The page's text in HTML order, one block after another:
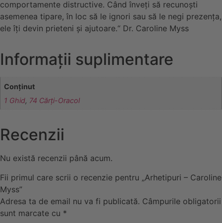
comportamente distructive. Când înveți să recunoști
asemenea tipare, în loc să le ignori sau să le negi prezența,
ele îți devin prieteni și ajutoare.“ Dr. Caroline Myss
Informații suplimentare
Conținut
1 Ghid, 74 Cărți-Oracol
Recenzii
Nu există recenzii până acum.
Fii primul care scrii o recenzie pentru „Arhetipuri – Caroline
Myss”
Adresa ta de email nu va fi publicată. Câmpurile obligatorii
sunt marcate cu *